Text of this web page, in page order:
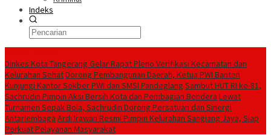
Indeks
Dinkes Kota Tangerang Gelar Rapat Pleno Verifikasi Kecamatan dan
Kelurahan SehatDorong Pembangunan Daerah, Ketua PWI Banten
Kunjungi Kantor Sekber PWI dan SMSI Pandeglang Sambut HUT RI ke-81,
Sachrudin Pimpin Aksi Bersih Kota dan Pembagian Bendera Lewat
Turnamen Sepak Bola, Sachrudin Dorong Persatuan dan Sinergi
Antarlembaga Ardi Irawan Resmi Pimpin Kelurahan Sangiang Jaya, Siap
Perkuat Pelayanan Masyarakat